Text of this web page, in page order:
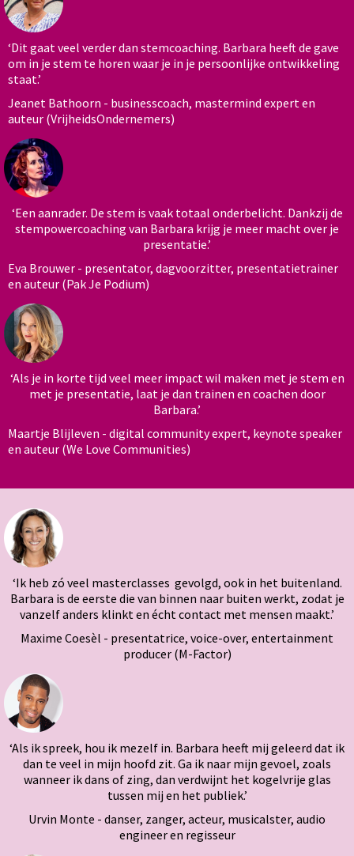
‘Dit gaat veel verder dan stemcoaching. Barbara heeft de gave
om in je stem te horen waar je in je persoonlijke ontwikkeling
staat.’
Jeanet Bathoorn - businesscoach, mastermind expert en
auteur (VrijheidsOndernemers)
‘Een aanrader. De stem is vaak totaal onderbelicht. Dankzij de
stempowercoaching van Barbara krijg je meer macht over je
presentatie.’
Eva Brouwer - presentator, dagvoorzitter, presentatietrainer
en auteur (Pak Je Podium)
‘Als je in korte tijd veel meer impact wil maken met je stem en
met je presentatie, laat je dan trainen en coachen door
Barbara.’
Maartje Blijleven - digital community expert, keynote speaker
en auteur (We Love Communities)
‘Ik heb zó veel masterclasses gevolgd, ook in het buitenland.
Barbara is de eerste die van binnen naar buiten werkt, zodat je
vanzelf anders klinkt en écht contact met mensen maakt.’
Maxime Coesèl - presentatrice, voice-over, entertainment
producer (M-Factor)
‘Als ik spreek, hou ik mezelf in. Barbara heeft mij geleerd dat ik
dan te veel in mijn hoofd zit. Ga ik naar mijn gevoel, zoals
wanneer ik dans of zing, dan verdwijnt het kogelvrije glas
tussen mij en het publiek.’
Urvin Monte - danser, zanger, acteur, musicalster, audio
engineer en regisseur